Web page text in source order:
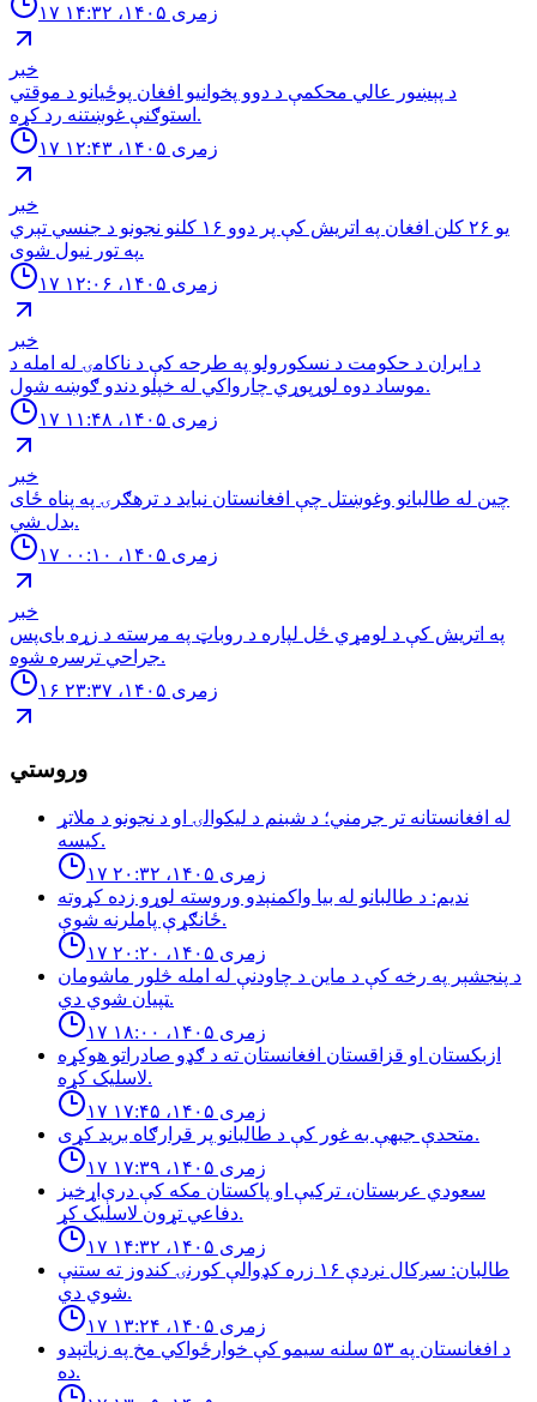
۱۷ زمری ۱۴۰۵، ۱۴:۳۲
خبر
د پېښور عالي محکمې د دوو پخوانیو افغان پوځیانو د موقتي
استوګنې غوښتنه رد کړه.
۱۷ زمری ۱۴۰۵، ۱۲:۴۳
خبر
یو ۲۶ کلن افغان په اتریش کې پر دوو ۱۶ کلنو نجونو د جنسي تېري
په تور نیول شوی.
۱۷ زمری ۱۴۰۵، ۱۲:۰۶
خبر
د ایران د حکومت د نسکورولو په طرحه کې د ناکامۍ له امله د
موساد دوه لوړپوړي چارواکي له خپلو دندو ګوښه شول.
۱۷ زمری ۱۴۰۵، ۱۱:۴۸
خبر
چین له طالبانو وغوښتل چې افغانستان نباید د ترهګرۍ په پناه ځای
بدل شي.
۱۷ زمری ۱۴۰۵، ۰۰:۱۰
خبر
په اتریش کې د لومړي ځل لپاره د روباټ په مرسته د زړه بای‌پس
جراحي ترسره شوه.
۱۶ زمری ۱۴۰۵، ۲۳:۳۷
وروستي
له افغانستانه تر جرمني؛ د شبنم د ليكوالۍ او د نجونو د ملاتړ
كيسه.
۱۷ زمری ۱۴۰۵، ۲۰:۳۲
نديم: د طالبانو له بيا واكمنېدو وروسته لوړو زده كړوته
ځانګړې پاملرنه شوې.
۱۷ زمری ۱۴۰۵، ۲۰:۲۰
د پنجشېر په رخه کې د ماین د چاودنې له امله څلور ماشومان
ټپیان شوي دي.
۱۷ زمری ۱۴۰۵، ۱۸:۰۰
ازبكستان او قزاقستان افغانستان ته د ګډو صادراتو هوكړه
لاسليک كړه.
۱۷ زمری ۱۴۰۵، ۱۷:۴۵
متحدې جبهې به غور کې د طالبانو پر قرارګاه بريد كړی.
۱۷ زمری ۱۴۰۵، ۱۷:۳۹
سعودي عربستان، ترکیې او پاکستان مکه کې درې‌اړخیز
دفاعي تړون لاسلیک کړ.
۱۷ زمری ۱۴۰۵، ۱۴:۳۲
طالبان: سږكال نږدې ١۶ زره كډوالې كورنۍ كندوز ته ستنې
شوي دي.
۱۷ زمری ۱۴۰۵، ۱۳:۲۴
د افغانستان په ۵۳ سلنه سيمو كې خوارځواکي مخ په زياتېدو
ده.